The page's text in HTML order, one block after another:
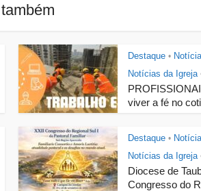
Destaque •
Notícias da Igreja
viver a fé no
Destaque •
Notícias da Igreja
Diocese de
Congresso do